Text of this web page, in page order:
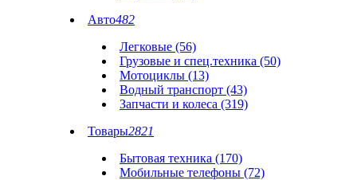
Авто482
Легковые (56)
Грузовые и спец.техника (50)
Мотоциклы (13)
Водный транспорт (43)
Запчасти и колеса (319)
Товары2821
Бытовая техника (170)
Мобильные телефоны (72)